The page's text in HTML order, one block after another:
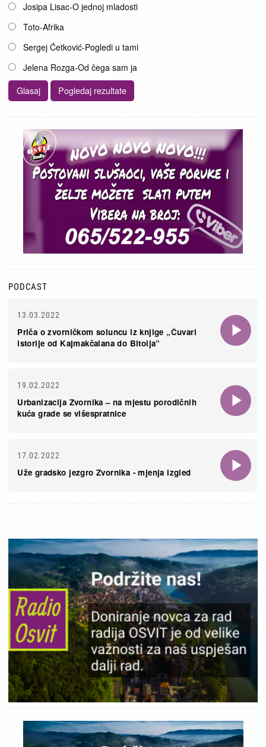
Josipa Lisac-O jednoj mladosti
Toto-Afrika
Sergej Ćetković-Pogledi u tami
Jelena Rozga-Od čega sam ja
PODCAST
13.03.2022
Priča o zvorničkom soluncu iz knjige „Čuvari
istorije od Kajmakčalana do Bitolja”
19.02.2022
Urbanizacija Zvornika – na mjestu porodičnih
kuća grade se višespratnice
17.02.2022
Uže gradsko jezgro Zvornika - mjenja izgled
Slika